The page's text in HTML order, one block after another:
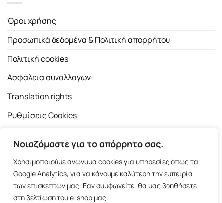
Νοιαζόμαστε για το απόρρητο σας.
Χρησιμοποιούμε ανώνυμα cookies για υπηρεσίες όπως τα
Google Analytics, για να κάνουμε καλύτερη την εμπειρία
των επισκεπτών μας. Εάν συμφωνείτε, θα μας βοηθήσετε
στη βελτίωση του e-shop μας.
Όροι χρήσης
Προσωπικά δεδομένα & Πολιτική απορρήτου
Πολιτική cookies
Ασφάλεια συναλλαγών
Translation rights
Ρυθμίσεις Cookies
Copyright 2026 ©Εκδοτικός Οίκος Α.Α. Λιβάνη| All rights